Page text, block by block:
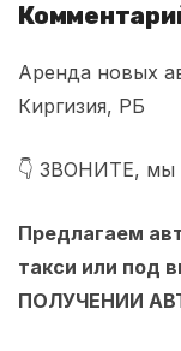
Аренда новых
Киргизия, РБ
👇 ЗВОНИТЕ, мы
Предлагаем
такси или под
ПОЛУЧЕНИИ